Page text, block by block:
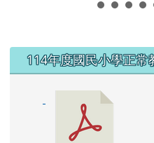
左邊區域內容
114年度國民小學正常